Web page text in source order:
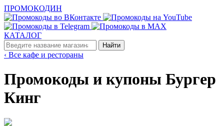
ПРОМОКОДИН
КАТАЛОГ
‹ Все кафе и рестораны
Промокоды и купоны Бургер
Кинг